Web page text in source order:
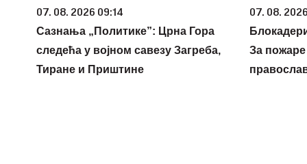
07. 08. 2026 09:14
Сазнања „Политике”: Црна Гора
следећа у војном савезу Загреба,
Тиране и Приштине
07. 08.
За пожаре